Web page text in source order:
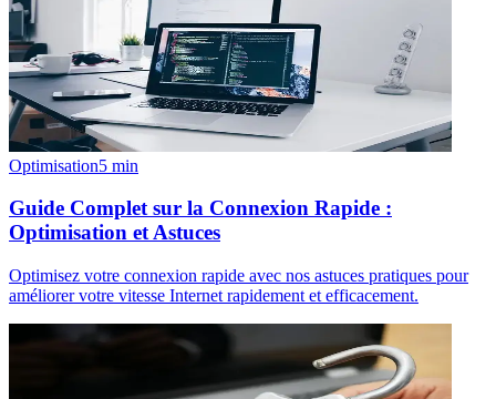
Optimisation5 min
Guide Complet sur la Connexion Rapide :
Optimisation et Astuces
Optimisez votre connexion rapide avec nos astuces pratiques pour
améliorer votre vitesse Internet rapidement et efficacement.